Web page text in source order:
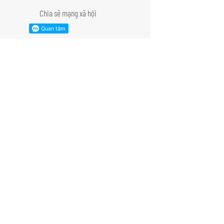
Chia sẽ mạng xã hội